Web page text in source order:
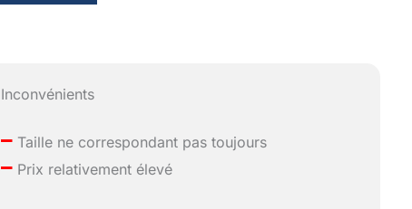
Inconvénients
– Taille ne correspondant pas toujours
– Prix relativement élevé